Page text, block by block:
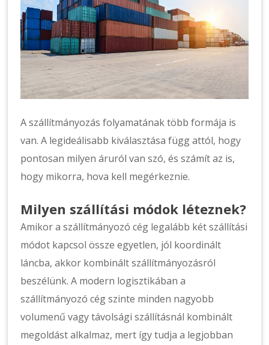
A szállítmányozás folyamatának több formája is
van. A legideálisabb kiválasztása függ attól, hogy
pontosan milyen áruról van szó, és számít az is,
hogy mikorra, hova kell megérkeznie.
Milyen szállítási módok léteznek?
Amikor a szállítmányozó cég legalább két szállítási
módot kapcsol össze egyetlen, jól koordinált
láncba, akkor kombinált szállítmányozásról
beszélünk. A modern logisztikában a
szállítmányozó cég szinte minden nagyobb
volumenű vagy távolsági szállításnál kombinált
megoldást alkalmaz, mert így tudja a legjobban